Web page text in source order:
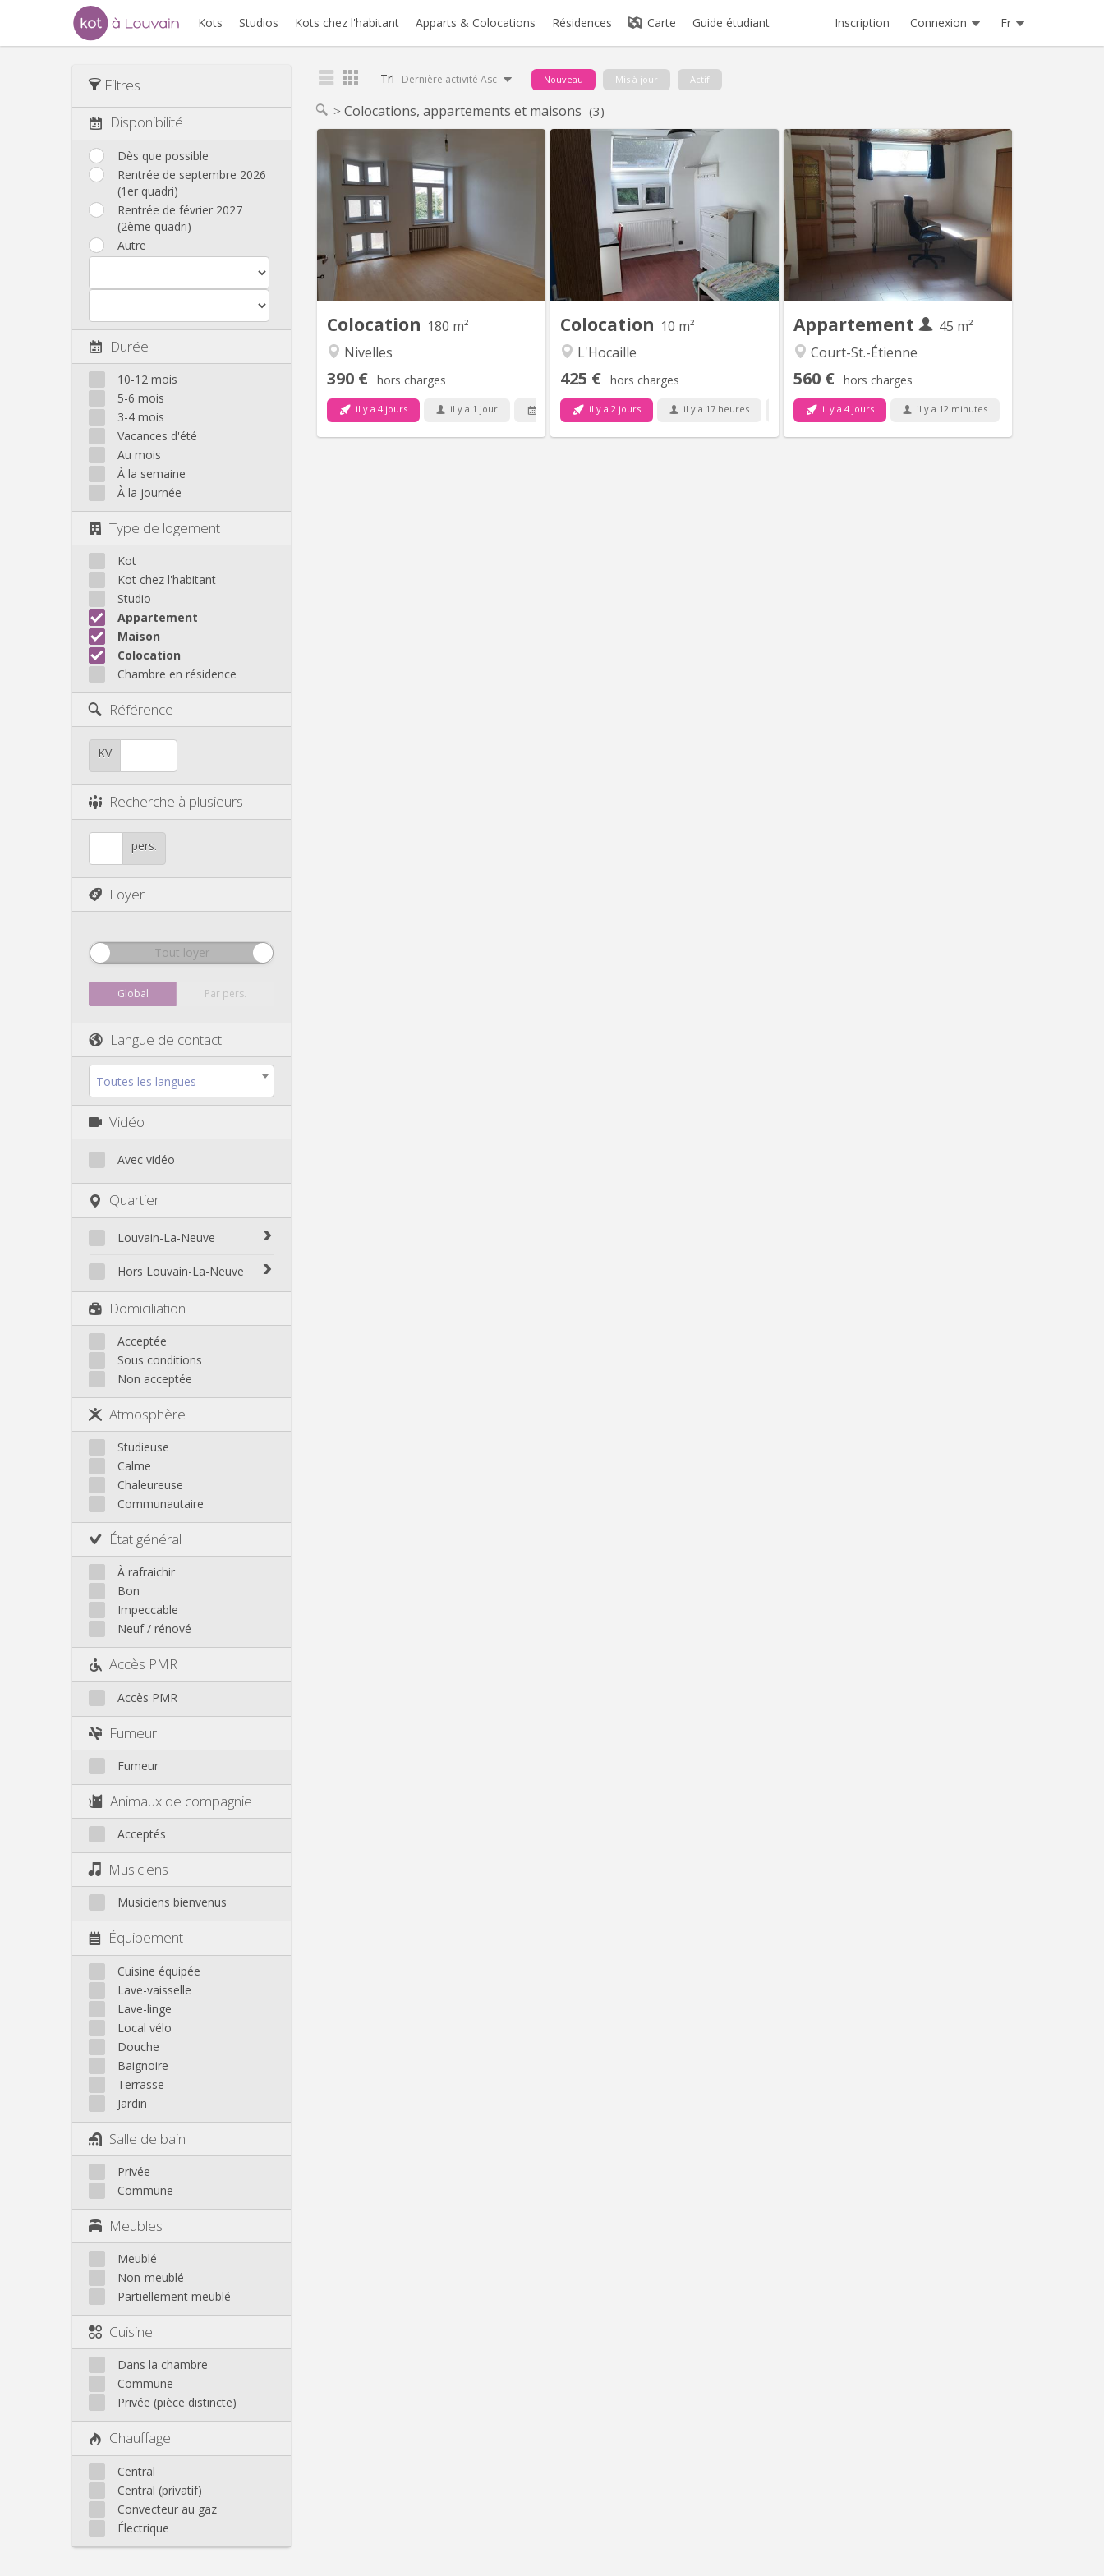
Kots Studios Kots chez l'habitant Apparts & Colocations Résidences Carte Guide étudiant Inscription Connexion Fr
Filtres
Disponibilité
Dès que possible
Rentrée de septembre 2026
(1er quadri)
Rentrée de février 2027
(2ème quadri)
Autre
Durée
10-12 mois
5-6 mois
3-4 mois
Vacances d'été
Au mois
À la semaine
À la journée
Type de logement
Kot
Kot chez l'habitant
Studio
Appartement
Maison
Colocation
Chambre en résidence
Référence
KV
Recherche à plusieurs
pers.
Loyer
Tout loyer
Global Par pers.
Langue de contact
Toutes les langues
Vidéo
Avec vidéo
Quartier
Louvain-La-Neuve
Biéreau
Centre
L'Hocaille
La Baraque
Lauzelle
Les Bruyères
Hors Louvain-La-Neuve
Genappe
Mont-Saint-Guibert
Nivelles
Ottignies
Rixensart
Walhain
Wavre
Autre
Domiciliation
Acceptée
Sous conditions
Non acceptée
Atmosphère
Studieuse
Calme
Chaleureuse
Communautaire
État général
À rafraichir
Bon
Impeccable
Neuf / rénové
Accès PMR
Accès PMR
Fumeur
Fumeur
Animaux de compagnie
Acceptés
Musiciens
Musiciens bienvenus
Équipement
Cuisine équipée
Lave-vaisselle
Lave-linge
Local vélo
Douche
Baignoire
Terrasse
Jardin
Salle de bain
Privée
Commune
Meubles
Meublé
Non-meublé
Partiellement meublé
Cuisine
Dans la chambre
Commune
Privée (pièce distincte)
Chauffage
Central
Central (privatif)
Convecteur au gaz
Électrique
Tri Dernière activité Asc Nouveau Mis à jour Actif
Colocations, appartements et maisons (3)
Colocation 180 m²
Nivelles
390 € hors charges
il y a 4 jours il y a 1 jour
Uniquement pour étudiants : 3
chambres à louer dans grande maison
de 6 chambres, située à NIVELLES près
de la Haute école HE2B. Chaque
chambre dispose d'un lavabo et la
maison est composée de 2 salles de
bain et 1 salle de douche, d'une grande
cuisine et un grand living communs. La
Colocation 10 m²
L'Hocaille
425 € hors charges
il y a 2 jours il y a 17 heures 1 sept.
Chambre meublée & fraîchement
rénovée – Quartier de l'Hocaille ​Vous
cherchez un lieu de vie agréable,
lumineux et idéalement situé ? Venez
nous rejoindre dans notre colocation
de 3 personnes au sein d'une maison
unifamiliale ! ​📍 Localisation idéale ​
Située dans le quartier très recherché
Appartement
45 m²
Court-St.-Étienne
560 € hors charges
il y a 4 jours il y a 12 minutes
KV 1905
Uniquement pour 1 ÉTUDIANT(E) sur
Louvain-la-Neuve Beau studio meublé
complètement privatif de 45M2 à louer
Parfait état Loyer mensuel 560 euros,
forfait pour les charges 100 euros par
mois = 660 euros TOUT COMPRIS
(électricité, chauffage, eau, internet)
Pas de domicile Séjour carrelé,